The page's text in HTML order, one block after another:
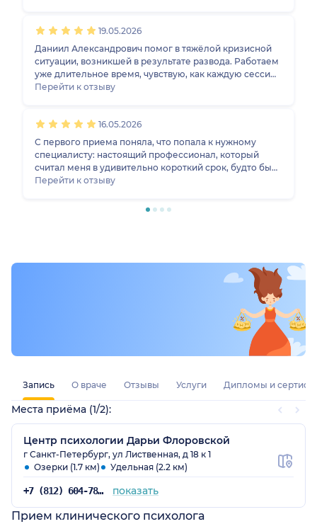
Запись О враче Отзывы Услуги Дипломы и
Места приёма (1/2):
Центр психологии Дарьи Флоровской
г Санкт-Петербург, ул Лиственная, д 18 к 1
Озерки (1.7 км)
Удельная (2.2 км)
+7 (812) 604-78-46 показать
Прием клинического психолога
19.05.2026
Даниил Александрович помог в тяжёлой кризисной
ситуации, возникшей в результате развода. Работаем
уже длительное время, чувствую, как каждую сессию
выхожу более зрелым человеком, который готов
которые ещё и могу теперь осознавать. Благодарю
Даниила Александрович за всю проделанную со
мной работу, за поддержку и внимание в этот период!
Перейти к отзыву
16.05.2026
С первого приема поняла, что попала к нужному
специалисту: настоящий профессионал, который
считал меня в удивительно короткий срок, будто бы
увидел меня насквозь. Я еще в начале пути, но уже
выбрала именно Даниила Александровича. К тому же,
Перейти к отзыву